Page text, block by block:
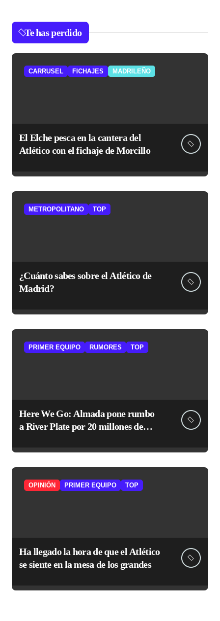
Te has perdido
CARRUSEL FICHAJES MADRILEÑO
El Elche pesca en la cantera del
Atlético con el fichaje de Morcillo
METROPOLITANO TOP
¿Cuánto sabes sobre el Atlético de
Madrid?
PRIMER EQUIPO RUMORES TOP
Here We Go: Almada pone rumbo
a River Plate por 20 millones de
OPINIÓN PRIMER EQUIPO TOP
Ha llegado la hora de que el Atlético
se siente en la mesa de los grandes